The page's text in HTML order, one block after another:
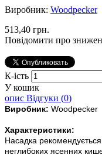
Виробник: Woodpecker
513,40 грн.
Повідомити про
К-ість
У кошик
опис Відгуки (0)
Виробник: Woodpecker
Характеристики:
Насадка
неглибоких ясенних